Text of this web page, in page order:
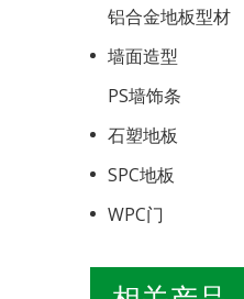
铝合金地板型材
墙面造型
PS墙饰条
石塑地板
SPC地板
WPC门